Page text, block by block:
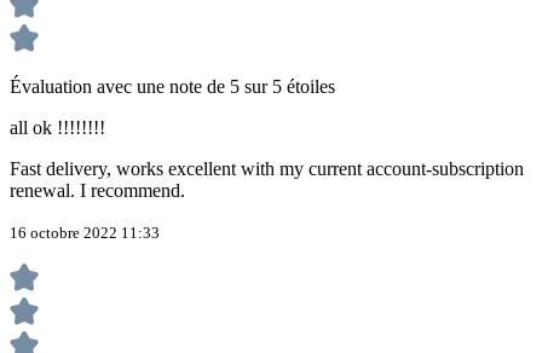
Évaluation avec une note de 5 sur 5 étoiles
all ok !!!!!!!!
Fast delivery, works excellent with my current account-subscription
renewal. I recommend.
16 octobre 2022 11:33